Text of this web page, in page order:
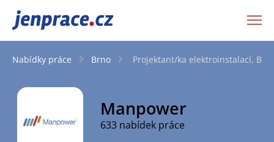
JenPráce.cz
Nabídky práce Brno Projektant/ka elektroinstalací,
Manpower
633 nabídek práce